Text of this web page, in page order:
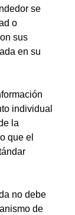
se
o
sus
en su
individual
la
que el
no debe
de